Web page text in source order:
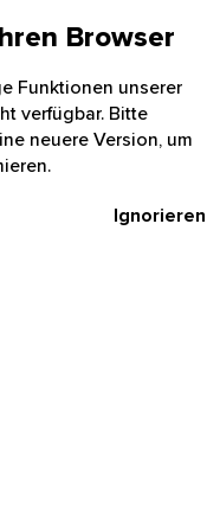
Browser
Funktionen unserer
verfügbar. Bitte
neuere Version, um
Ignorieren